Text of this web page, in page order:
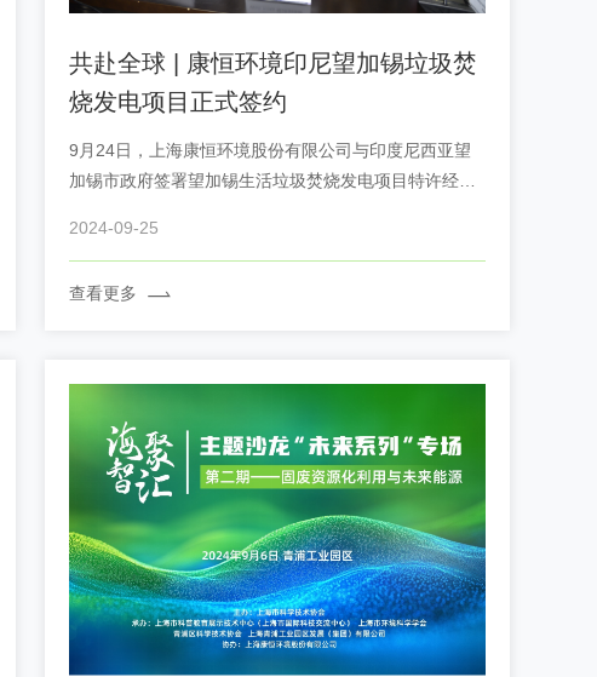
共赴全球 | 康恒环境印尼望加锡垃圾焚
烧发电项目正式签约
9月24日，上海康恒环境股份有限公司与印度尼西亚望
加锡市政府签署望加锡生活垃圾焚烧发电项目特许经营
果。
2024-09-25
查看更多